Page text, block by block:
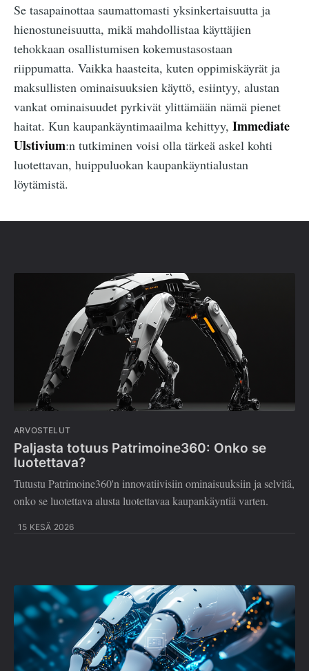
Se tasapainottaa saumattomasti yksinkertaisuutta ja
hienostuneisuutta, mikä mahdollistaa käyttäjien
tehokkaan osallistumisen kokemustasostaan
riippumatta. Vaikka haasteita, kuten oppimiskäyrät ja
maksullisten ominaisuuksien käyttö, esiintyy, alustan
vankat ominaisuudet pyrkivät ylittämään nämä pienet
haitat. Kun kaupankäyntimaailma kehittyy, Immediate
Ulstivium:n tutkiminen voisi olla tärkeä askel kohti
luotettavan, huippuluokan kaupankäyntialustan
löytämistä.
ARVOSTELUT
Paljasta totuus Patrimoine360: Onko se
luotettava?
Tutustu Patrimoine360'n innovatiivisiin ominaisuuksiin ja selvitä,
onko se luotettava alusta luotettavaa kaupankäyntiä varten.
15 KESÄ 2026